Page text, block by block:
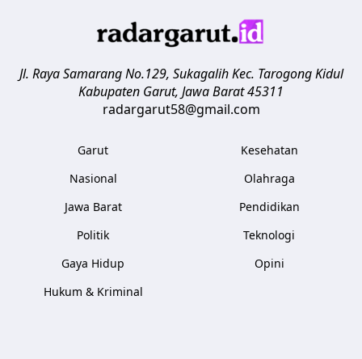
Jl. Raya Samarang No.129, Sukagalih Kec. Tarogong Kidul
Kabupaten Garut, Jawa Barat45311
radargarut58@gmail.com
Garut
Nasional
Jawa Barat
Politik
Gaya Hidup
Hukum & Kriminal
Kesehatan
Olahraga
Pendidikan
Teknologi
Opini